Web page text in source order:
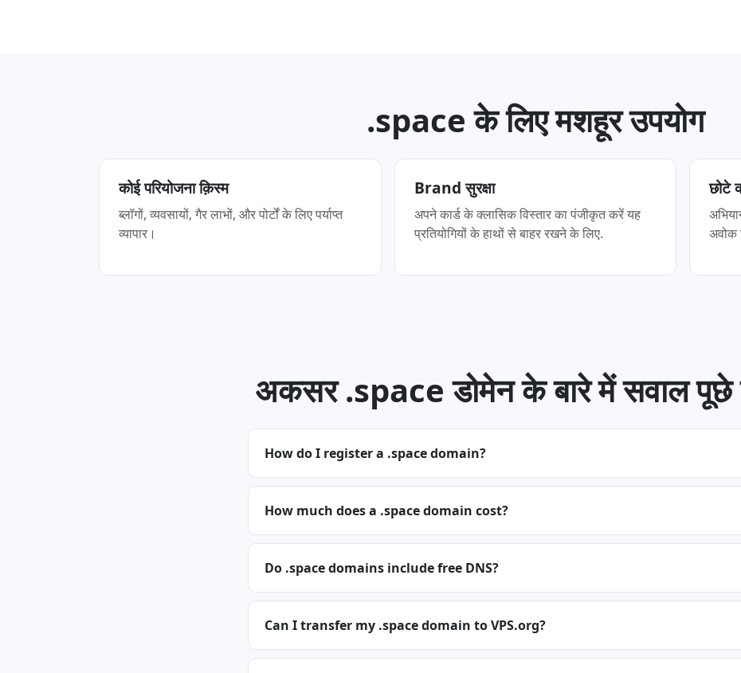
.space के लिए मशहूर उपयोग
कोई परियोजना क़िस्म
ब्लॉगों, व्यवसायों, गैर लाभों, और पोर्टों के लिए पर्याप्त
व्यापार।
Brand सुरक्षा
अपने कार्ड के क्लासिक विस्तार का पंजीकृत करें यह
प्रतियोगियों के हाथों से बाहर रखने के लिए.
छोटे
अवोक
अकसर .space डोमेन के बारे में सवाल पूछे
How do I register a .space domain?
How much does a .space domain cost?
Do .space domains include free DNS?
Can I transfer my .space domain to VPS.org?